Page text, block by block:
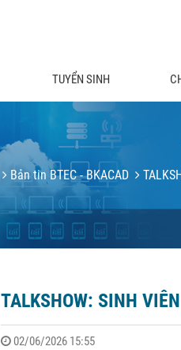
TUYỂN SINH
Bản tin BTEC - BKACAD
TALKSHOW: SINH
02/06/2026 15:55